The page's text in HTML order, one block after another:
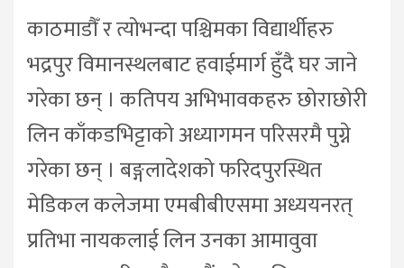
काठमाडौँ र त्योभन्दा पश्चिमका विद्यार्थीहरु
भद्रपुर विमानस्थलबाट हवाईमार्ग हुँदै घर जाने
गरेका छन् । कतिपय अभिभावकहरु छोराछोरी
लिन काँकडभिट्टाको अध्यागमन परिसरमै पुग्ने
गरेका छन् । बङ्गलादेशको फरिदपुरस्थित
मेडिकल कलेजमा एमबीबीएसमा अध्ययनरत्
प्रतिभा नायकलाई लिन उनका आमावुवा